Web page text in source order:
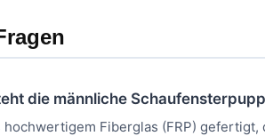
die männliche
Fiberglas (FRP)